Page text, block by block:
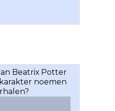
Beatrix Potter
noemen